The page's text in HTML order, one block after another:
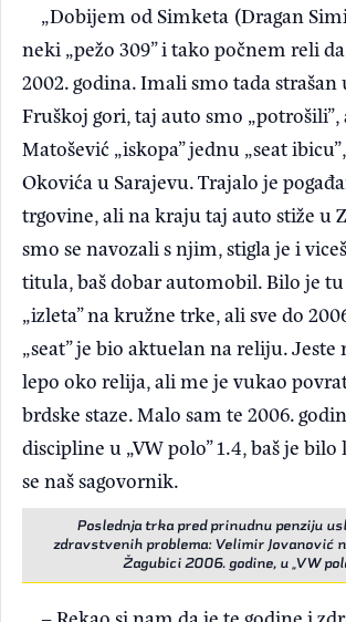
„Dobijem od Simketa (Dragan
neki „pežo 309” i tako počnem reli
2002. godina. Imali smo tada strašan
Fruškoj gori, taj auto smo
Matošević „iskopa” jednu „seat
Okovića u Sarajevu. Trajalo je
trgovine, ali na kraju taj auto stiže u
smo se navozali s njim, stigla je i
titula, baš dobar automobil. Bilo je
„izleta” na kružne trke, ali sve do
„seat” je bio aktuelan na reliju. Jeste
lepo oko relija, ali me je vukao
brdske staze. Malo sam te 2006.
discipline u „VW polo” 1.4, baš je bilo
se naš sagovornik.
Poslednja trka pred prinudnu penziju
zdravstvenih problema: Velimir Jovanović
Žagubici 2006. godine, u „VW